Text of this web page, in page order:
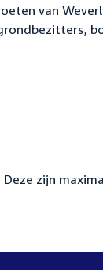
van
zijn